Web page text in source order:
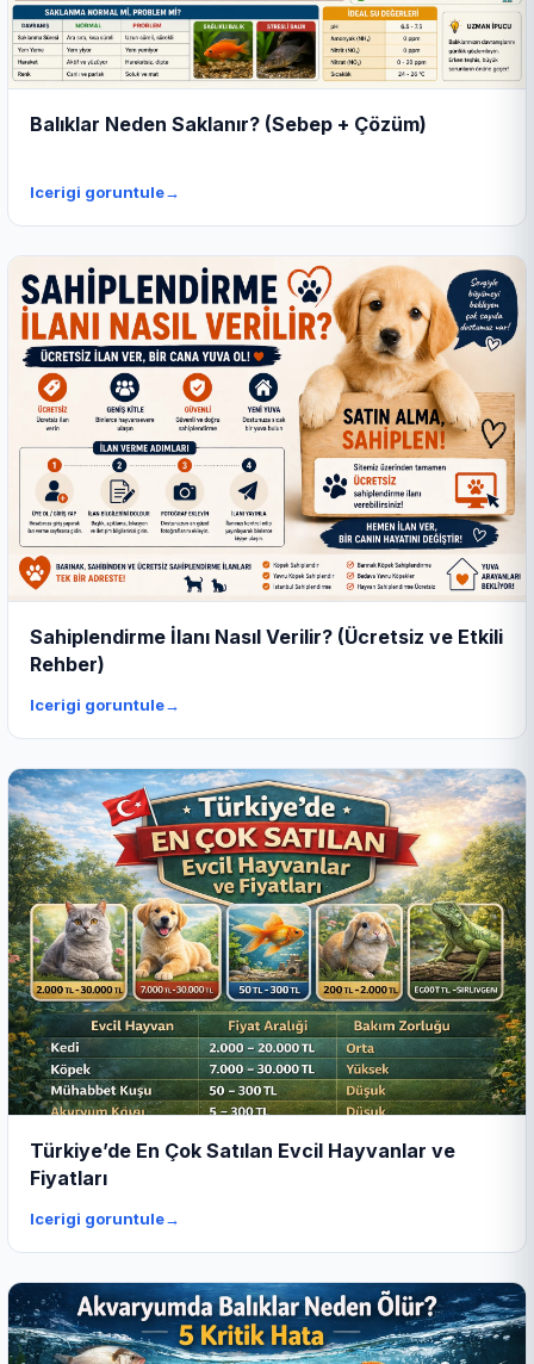
Balıklar Neden Saklanır? (Sebep + Çözüm)
Icerigi goruntule→
Sahiplendirme İlanı Nasıl Verilir? (Ücretsiz ve Etkili
Rehber)
Icerigi goruntule→
Türkiye’de En Çok Satılan Evcil Hayvanlar ve
Fiyatları
Icerigi goruntule→